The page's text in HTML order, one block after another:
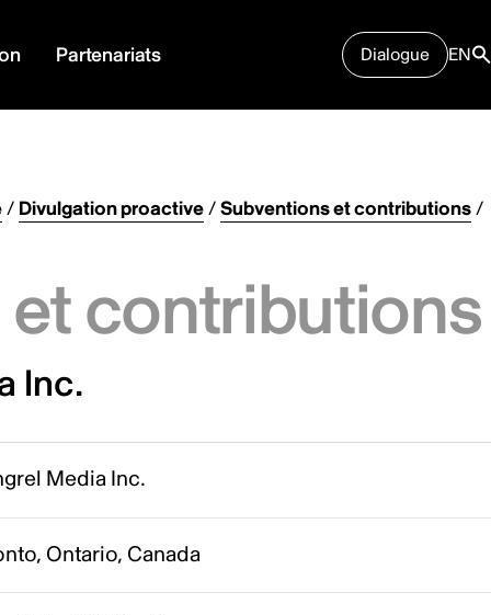
Partenariats Dialogue EN
/ Divulgation proactive/Subventions et contributions/
contributions
Inc.
Media Inc.
Ontario, Canada